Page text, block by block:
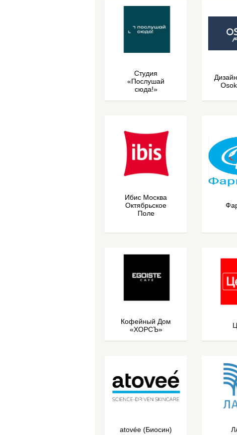
Студия
«Послушай
сюда!»
Ибис Москва
Октябрьское
Поле
Кофейный Дом
«ХОРСЪ»
atovée (Биосин)